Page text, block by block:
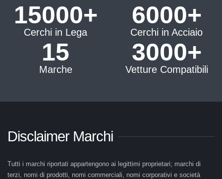
15000+
Cerchi in Lega
6000+
Cerchi in Acciaio
15
Marche
3000+
Vetture Compatibili
Disclaimer Marchi
Tutti i marchi riportati appartengono ai legittimi proprietari; marchi di
terzi, nomi di prodotti, nomi commerciali, nomi corporativi e società